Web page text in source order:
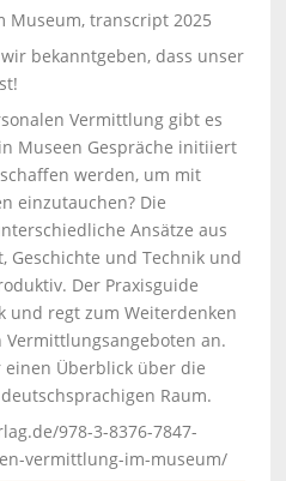
Museum, transcript 2025
bekanntgeben, dass unser
Vermittlung gibt es
Museen Gespräche initiiert
werden, um mit
einzutauchen? Die
Ansätze aus
Geschichte und Technik und
Der Praxisguide
und regt zum Weiterdenken
an.
Überblick über die
Raum.
978-3-8376-7847-
vermittlung-im-museum/